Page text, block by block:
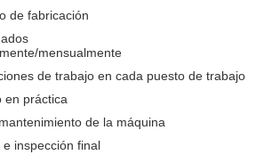
de fabricación
mensualmente
de trabajo en cada puesto de trabajo
en práctica
de la máquina
inspección final